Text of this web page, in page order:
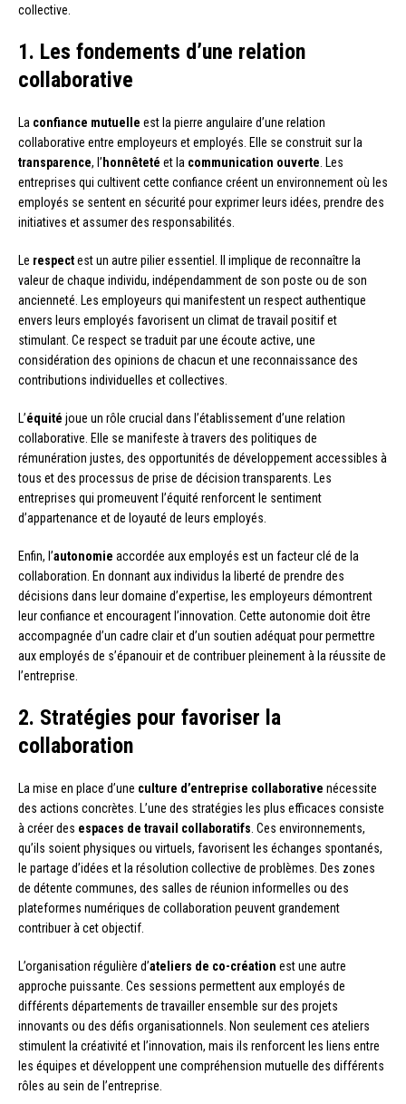
collective.
1. Les fondements d’une relation
collaborative
La confiance mutuelle est la pierre angulaire d’une relation
collaborative entre employeurs et employés. Elle se construit sur la
transparence, l’ honnêteté et la communication ouverte . Les
entreprises qui cultivent cette confiance créent un environnement où les
employés se sentent en sécurité pour exprimer leurs idées, prendre des
initiatives et assumer des responsabilités.
Le respectest un autre pilier essentiel. Il implique de reconnaître la
valeur de chaque individu, indépendamment de son poste ou de son
ancienneté. Les employeurs qui manifestent un respect authentique
envers leurs employés favorisent un climat de travail positif et
stimulant. Ce respect se traduit par une écoute active, une
considération des opinions de chacun et une reconnaissance des
contributions individuelles et collectives.
L’équité joue un rôle crucial dans l’établissement d’une relation
collaborative. Elle se manifeste à travers des politiques de
rémunération justes, des opportunités de développement accessibles à
tous et des processus de prise de décision transparents. Les
entreprises qui promeuvent l’équité renforcent le sentiment
d’appartenance et de loyauté de leurs employés.
Enfin, l’autonomie accordée aux employés est un facteur clé de la
collaboration. En donnant aux individus la liberté de prendre des
décisions dans leur domaine d’expertise, les employeurs démontrent
leur confiance et encouragent l’innovation. Cette autonomie doit être
accompagnée d’un cadre clair et d’un soutien adéquat pour permettre
aux employés de s’épanouir et de contribuer pleinement à la réussite de
l’entreprise.
2. Stratégies pour favoriser la
collaboration
La mise en place d’une culture d’entreprise collaborative nécessite
des actions concrètes. L’une des stratégies les plus efficaces consiste
à créer des espaces de travail collaboratifs . Ces environnements,
qu’ils soient physiques ou virtuels, favorisent les échanges spontanés,
le partage d’idées et la résolution collective de problèmes. Des zones
de détente communes, des salles de réunion informelles ou des
plateformes numériques de collaboration peuvent grandement
contribuer à cet objectif.
L’organisation régulière d’ateliers de co-création est une autre
approche puissante. Ces sessions permettent aux employés de
différents départements de travailler ensemble sur des projets
innovants ou des défis organisationnels. Non seulement ces ateliers
stimulent la créativité et l’innovation, mais ils renforcent les liens entre
les équipes et développent une compréhension mutuelle des différents
rôles au sein de l’entreprise.